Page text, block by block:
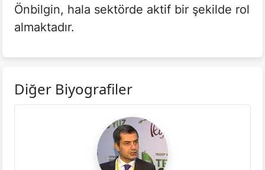
Önbilgin, hala sektörde aktif bir şekilde rol
almaktadır.
Diğer Biyografiler